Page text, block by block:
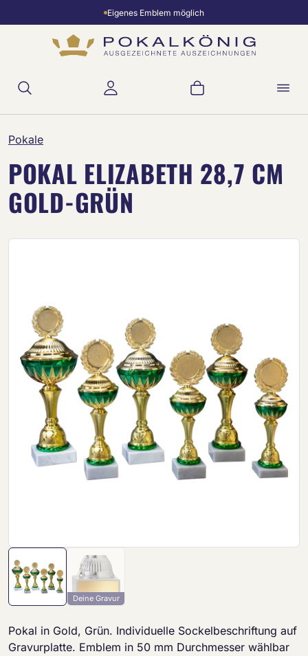
Zum Hauptinhalt springenEigenes Emblem möglich
Warenkorb
Pokale
POKAL ELIZABETH 28,7 CM
GOLD-GRÜN
Deine Gravur
Pokal in Gold, Grün. Individuelle Sockelbeschriftung auf
Gravurplatte. Emblem in 50 mm Durchmesser wählbar